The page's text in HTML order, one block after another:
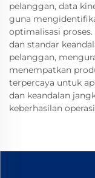
pelanggan, data
guna
optimalisasi
dan standar
pelanggan,
menempatkan
terpercaya untuk
dan keandalan
keberhasilan